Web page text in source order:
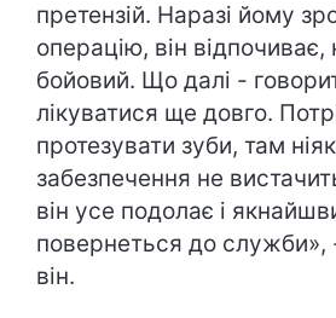
претензій. Наразі йому
операцію, він відпочиває,
бойовий. Що далі -
лікуватися ще довго.
протезувати зуби, там
забезпечення не
він усе подолає і
повернеться до служби»,
він.